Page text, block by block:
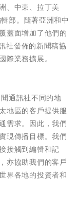
、中東、拉丁美
部。隨著亞洲和中
蓋面增加了他們的
發佈的新聞稿協
際業務擴展。
通訊社不同的地
地區的客戶提供服
需求。因此，我們
現傳播目標。我們
接觸到編輯和記
亦協助我們的客戶
界各地的投資者和